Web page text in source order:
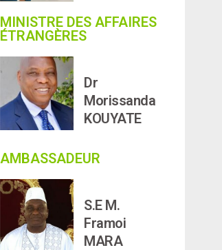
MINISTRE DES AFFAIRES
ÉTRANGÈRES
Dr
Morissanda
KOUYATE
AMBASSADEUR
S.E M.
Framoi
MARA